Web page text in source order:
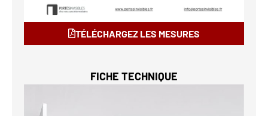
TÉLÉCHARGEZ LES MESURES
FICHE TECHNIQUE